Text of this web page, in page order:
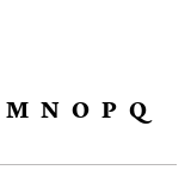
M N O P Q